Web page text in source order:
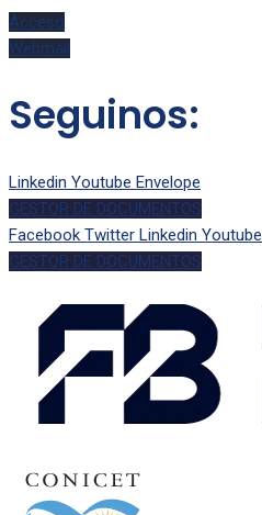
Acceso
Webmail
Seguinos:
Linkedin Youtube Envelope
GESTOR DE DOCUMENTOS
Facebook Twitter Linkedin Youtube
GESTOR DE DOCUMENTOS